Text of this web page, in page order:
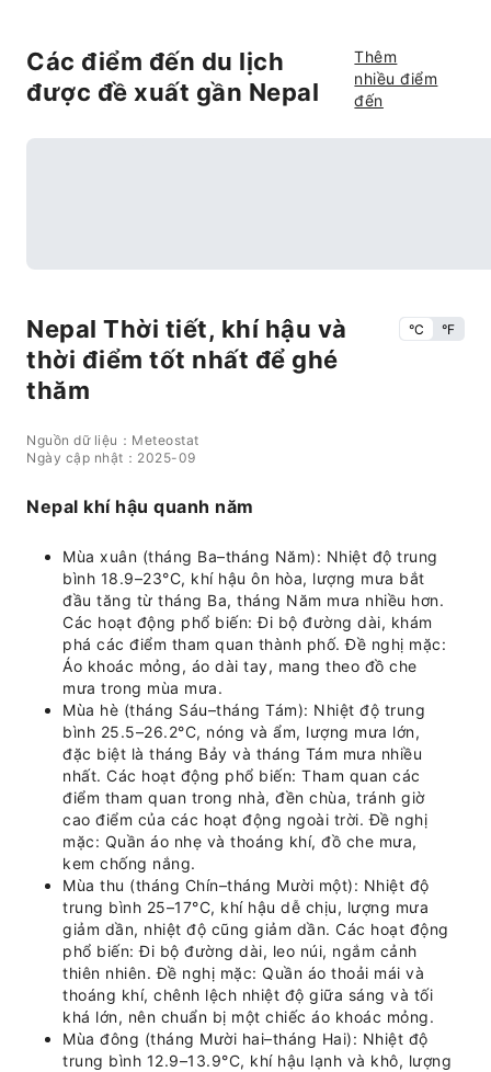
Các điểm đến du lịch
được đề xuất gần Nepal
Thêm
nhiều điểm
đến
Nepal Thời tiết, khí hậu và
thời điểm tốt nhất để ghé
thăm
°C °F
Nguồn dữ liệu：Meteostat
Ngày cập nhật：2025-09
Nepal khí hậu quanh năm
Mùa xuân (tháng Ba–tháng Năm): Nhiệt độ trung
bình 18.9–23°C, khí hậu ôn hòa, lượng mưa bắt
đầu tăng từ tháng Ba, tháng Năm mưa nhiều hơn.
Các hoạt động phổ biến: Đi bộ đường dài, khám
phá các điểm tham quan thành phố. Đề nghị mặc:
Áo khoác mỏng, áo dài tay, mang theo đồ che
mưa trong mùa mưa.
Mùa hè (tháng Sáu–tháng Tám): Nhiệt độ trung
bình 25.5–26.2°C, nóng và ẩm, lượng mưa lớn,
đặc biệt là tháng Bảy và tháng Tám mưa nhiều
nhất. Các hoạt động phổ biến: Tham quan các
điểm tham quan trong nhà, đền chùa, tránh giờ
cao điểm của các hoạt động ngoài trời. Đề nghị
mặc: Quần áo nhẹ và thoáng khí, đồ che mưa,
kem chống nắng.
Mùa thu (tháng Chín–tháng Mười một): Nhiệt độ
trung bình 25–17°C, khí hậu dễ chịu, lượng mưa
giảm dần, nhiệt độ cũng giảm dần. Các hoạt động
phổ biến: Đi bộ đường dài, leo núi, ngắm cảnh
thiên nhiên. Đề nghị mặc: Quần áo thoải mái và
thoáng khí, chênh lệch nhiệt độ giữa sáng và tối
khá lớn, nên chuẩn bị một chiếc áo khoác mỏng.
Mùa đông (tháng Mười hai–tháng Hai): Nhiệt độ
trung bình 12.9–13.9°C, khí hậu lạnh và khô, lượng